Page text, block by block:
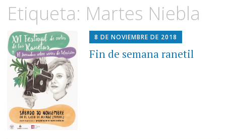
al
contenido
Etiqueta: Martes Niebla
8 DE NOVIEMBRE DE 2018
Fin de semana ranetil